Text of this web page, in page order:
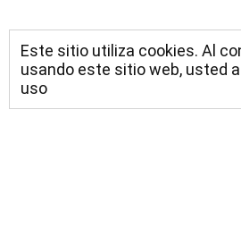
Este sitio utiliza cookies. Al
usando este sitio web, usted
uso